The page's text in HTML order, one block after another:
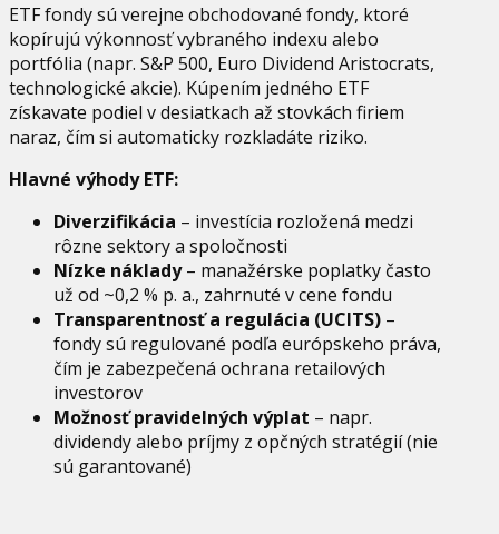
ETF fondy sú verejne obchodované fondy, ktoré
kopírujú výkonnosť vybraného indexu alebo
portfólia (napr. S&P 500, Euro Dividend Aristocrats,
technologické akcie). Kúpením jedného ETF
získavate podiel v desiatkach až stovkách firiem
naraz, čím si automaticky rozkladáte riziko.
Hlavné výhody ETF:
Diverzifikácia – investícia rozložená medzi
rôzne sektory a spoločnosti
Nízke náklady– manažérske poplatky často
už od ~0,2 % p. a., zahrnuté v cene fondu
Transparentnosť a regulácia (UCITS) –
fondy sú regulované podľa európskeho práva,
čím je zabezpečená ochrana retailových
investorov
Možnosť pravidelných výplat – napr.
dividendy alebo príjmy z opčných stratégií (nie
sú garantované)